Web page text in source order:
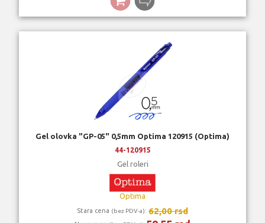
Gel olovka "GP-05" 0,5mm Optima 120915 (Optima)
44-120915
Gel roleri
Optima
Stara cena (bez PDV-a): 62,00 rsd